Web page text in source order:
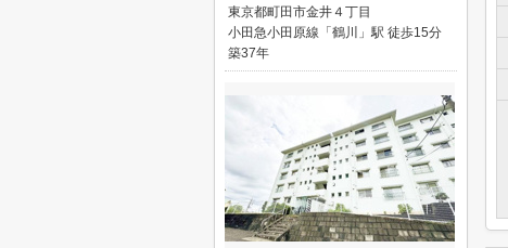
東京都町田市金井４丁目
小田急小田原線「鶴川」駅 徒歩15分
築37年